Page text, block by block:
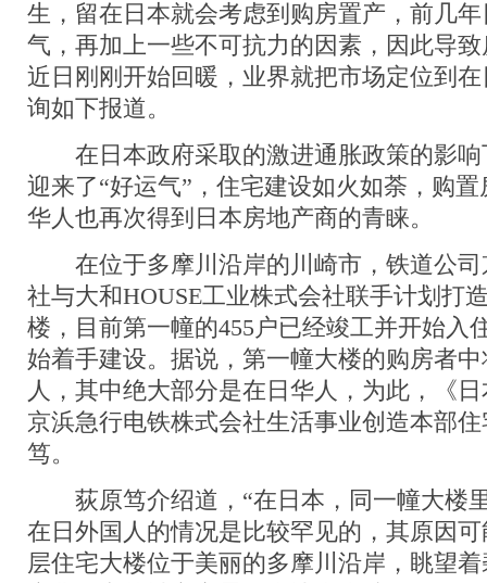
生，留在日本就会考虑到购房置产，前几
气，再加上一些不可抗力的因素，因此导
近日刚刚开始回暖，业界就把市场定位到
询如下报道。
在日本政府采取的激进通胀政策的影响
迎来了“好运气”，住宅建设如火如荼，购
华人也再次得到日本房地产商的青睐。
在位于多摩川沿岸的川崎市，铁道公司
社与大和HOUSE工业株式会社联手计划打
楼，目前第一幢的455户已经竣工并开始入
始着手建设。据说，第一幢大楼的购房者
人，其中绝大部分是在日华人，为此，《
京浜急行电铁株式会社生活事业创造本部
笃。
荻原笃介绍道，“在日本，同一幢大楼
在日外国人的情况是比较罕见的，其原因
层住宅大楼位于美丽的多摩川沿岸，眺望